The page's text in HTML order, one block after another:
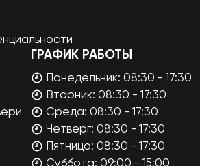
ГРАФИК РАБОТЫ
Понедельник: 08:30 - 17:30
Вторник: 08:30 - 17:30
Среда: 08:30 - 17:30
Четверг: 08:30 - 17:30
Пятница: 08:30 - 17:30
Суббота: 09:00 - 15:00